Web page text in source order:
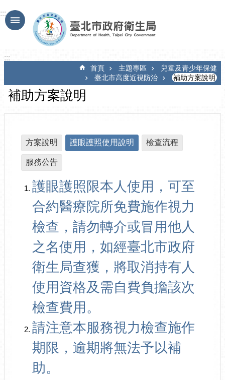
跳到主要內容區塊
:::
:::
首頁 主題專區
兒童及青少年保健
臺北市高度近視防治
補助方案說明
補助方案說明
方案說明 護眼護照使用說明 檢查流程
服務公告
護眼護照限本人使用，可至
合約醫療院所免費施作視力
檢查，請勿轉介或冒用他人
之名使用，如經臺北市政府
衛生局查獲，將取消持有人
使用資格及需自費負擔該次
檢查費用。
請注意本服務視力檢查施作
期限，逾期將無法予以補
助。